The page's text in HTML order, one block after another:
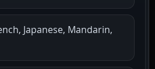
Japanese, Mandarin,